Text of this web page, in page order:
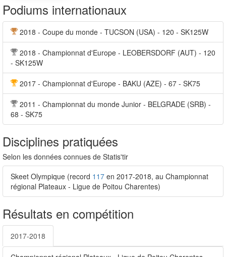
Podiums internationaux
2018 - Coupe du monde - TUCSON (USA) - 120 - SK125W
2018 - Championnat d'Europe - LEOBERSDORF (AUT) - 120
- SK125W
2017 - Championnat d'Europe - BAKU (AZE) - 67 - SK75
2011 - Championnat du monde Junior - BELGRADE (SRB) -
68 - SK75
Disciplines pratiquées
Selon les données connues de Statis'tir
Skeet Olympique (record 117 en 2017-2018, au Championnat
régional Plateaux - Ligue de Poitou Charentes)
Résultats en compétition
2017-2018